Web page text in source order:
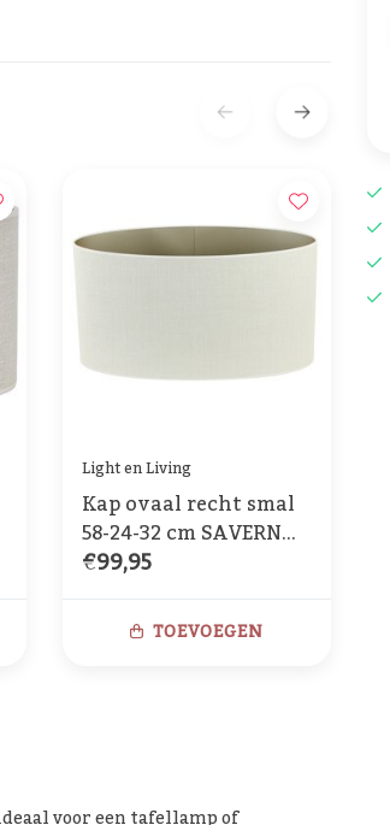
Light en Living
Kap ovaal recht smal
58-24-32 cm SAVERNA
eiwit
€99,95
TOEVOEGEN